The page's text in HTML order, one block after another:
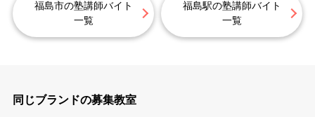
福島市の塾講師バイト
一覧
福島駅の塾講師バイト
一覧
同じブランドの募集教室